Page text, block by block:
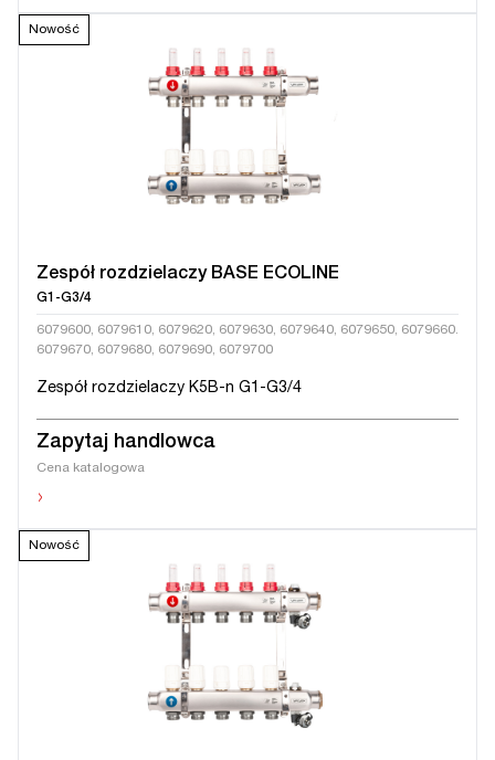
Nowość
Zespół rozdzielaczy BASE ECOLINE
G1-G3/4
6079600, 6079610, 6079620, 6079630, 6079640, 6079650, 6079660.
6079670, 6079680, 6079690, 6079700
Zespół rozdzielaczy K5B-n G1-G3/4
Zapytaj handlowca
Cena katalogowa
›
Nowość